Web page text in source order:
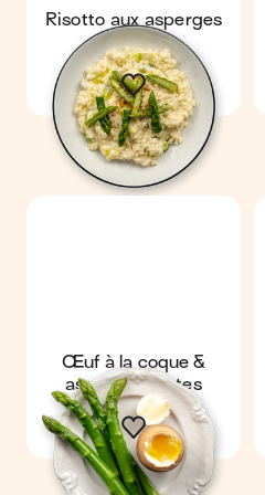
Risotto aux asperges
Œuf à la coque &
asperges vertes